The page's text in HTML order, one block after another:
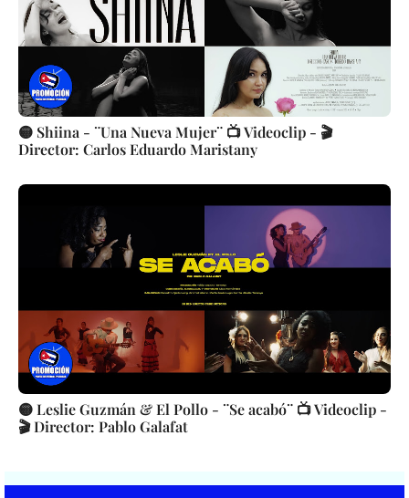
🟡 Shiina - ¨Una Nueva Mujer¨ 📺 Videoclip - 🎬
Director: Carlos Eduardo Maristany
🟡 Leslie Guzmán & El Pollo - ¨Se acabó¨ 📺 Videoclip -
🎬 Director: Pablo Galafat